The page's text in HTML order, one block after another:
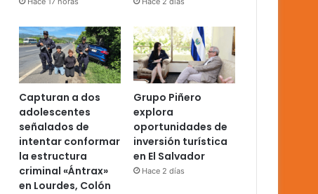
Capturan a dos
adolescentes
señalados de
intentar conformar
la estructura
criminal «Ántrax»
en Lourdes, Colón
Grupo Piñero
explora
oportunidades de
inversión turística
en El Salvador
Hace 2 días